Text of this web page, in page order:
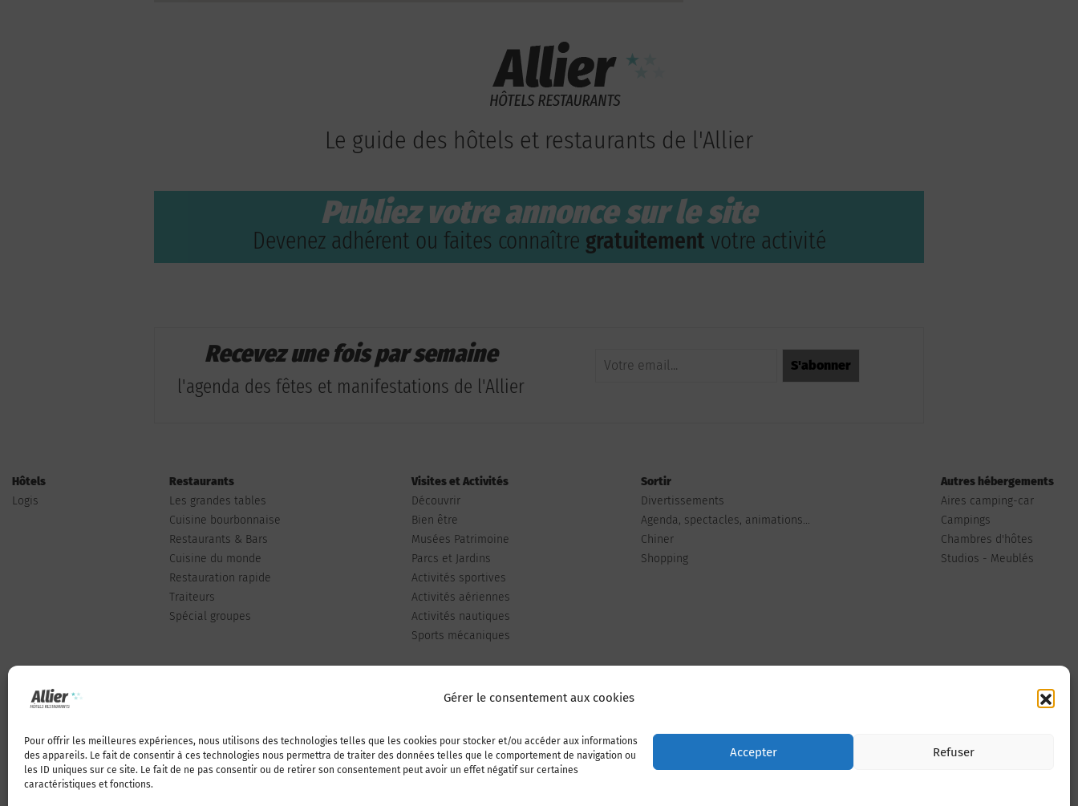
Gérer le consentement aux cookies
Pour offrir les meilleures expériences, nous utilisons des technologies telles que les cookies pour stocker et/ou accéder aux informations
des appareils. Le fait de consentir à ces technologies nous permettra de traiter des données telles que le comportement de navigation ou
les ID uniques sur ce site. Le fait de ne pas consentir ou de retirer son consentement peut avoir un effet négatif sur certaines
caractéristiques et fonctions.
Accepter Refuser
Le guide des hôtels et restaurants de l'Allier
Publiez votre annonce sur le site
Devenez adhérent ou faites connaître gratuitement votre activité
Recevez une fois par semaine
l'agenda des fêtes et manifestations de l'Allier
Hôtels
Logis
Restaurants
Les grandes tables
Cuisine bourbonnaise
Restaurants & Bars
Cuisine du monde
Restauration rapide
Traiteurs
Spécial groupes
Visites et Activités
Découvrir
Bien être
Musées Patrimoine
Parcs et Jardins
Activités sportives
Activités aériennes
Activités nautiques
Sports mécaniques
Sortir
Divertissements
Agenda, spectacles, animations...
Chiner
Shopping
Autres hébergements
Aires camping-car
Campings
Chambres d'hôtes
Studios - Meublés
Qui sommes-nous Publiez votre annonce Adhérer à l’association Nous contacter